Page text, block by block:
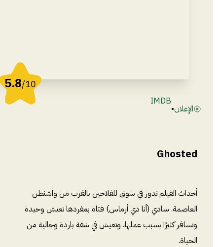
5.8/10
الإعلان•
IMDB
Ghosted
أحداث الفيلم تدور في سوق للفلاحين بالقرب من واشنطن
العاصمة. سادي (أنا دي أرماس) فتاة بمفردها تعيش وحيدة
وتسافر كثيرًا بسبب عملها، وتعيش في شقة باردة وخالية من
الحياة.